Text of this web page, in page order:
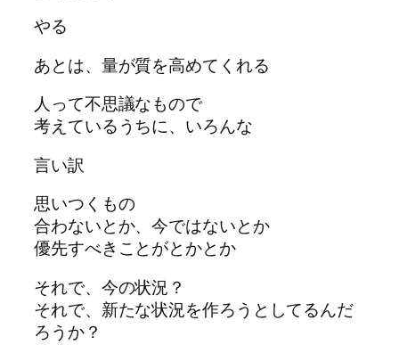
やる
あとは、量が質を高めてくれる
人って不思議なもので
考えているうちに、いろんな
言い訳
思いつくもの
合わないとか、今ではないとか
優先すべきことがとかとか
それで、今の状況？
それで、新たな状況を作ろうとしてるんだ
ろうか？